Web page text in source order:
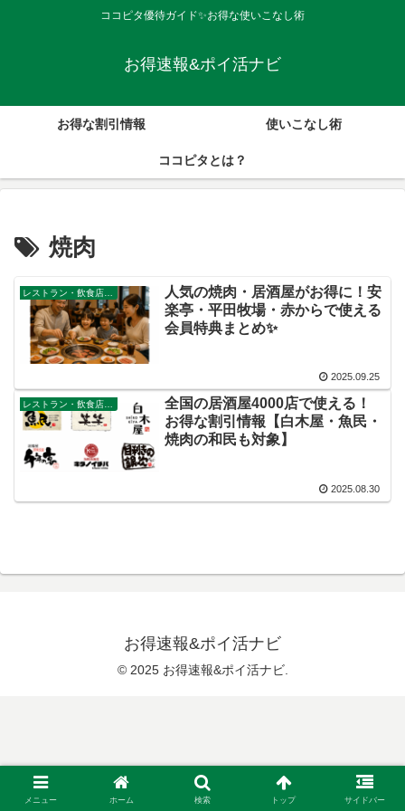
ココピタ優待ガイド✨お得な使いこなし術
お得速報&ポイ活ナビ
お得な割引情報 使いこなし術
ココピタとは？
焼肉
人気の焼肉・居酒屋がお得に！安
楽亭・平田牧場・赤からで使える
会員特典まとめ✨
2025.09.25
レストラン・飲食店・その他サービス
全国の居酒屋4000店で使える！
お得な割引情報【白木屋・魚民・
焼肉の和民も対象】
2025.08.30
お得速報&ポイ活ナビ
© 2025 お得速報&ポイ活ナビ.
メニュー ホーム 検索 トップ サイドバー